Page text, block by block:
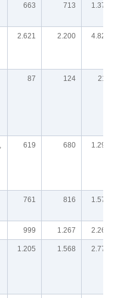
663 713 1.376
2.621 2.200 4.821
87 124 211
619 680 1.299
761 816 1.577
999 1.267 2.266
1.205 1.568 2.773